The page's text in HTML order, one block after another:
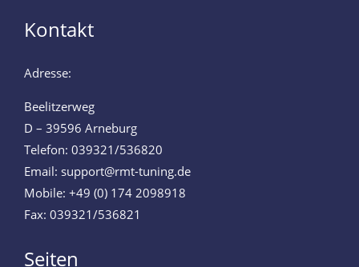
Kontakt
Adresse:
Beelitzerweg
D – 39596 Arneburg
Telefon: 039321/536820
Email: support@rmt-tuning.de
Mobile: +49 (0) 174 2098918
Fax: 039321/536821
Seiten